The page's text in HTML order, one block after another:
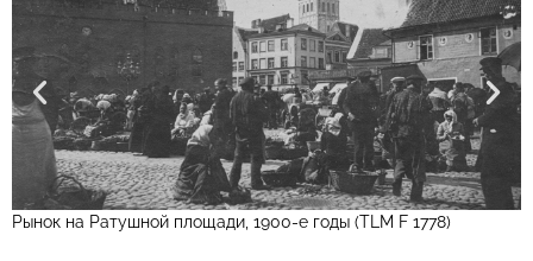
Рынок на Ратушной площади, 1900-е годы (TLM F 1778)